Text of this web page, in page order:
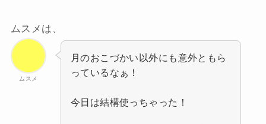
ムスメは、
ムスメ
月のおこづかい以外にも意外ともら
っているなぁ！
今日は結構使っちゃった！